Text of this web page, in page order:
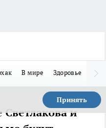
В мире Здоровье
Принять
и